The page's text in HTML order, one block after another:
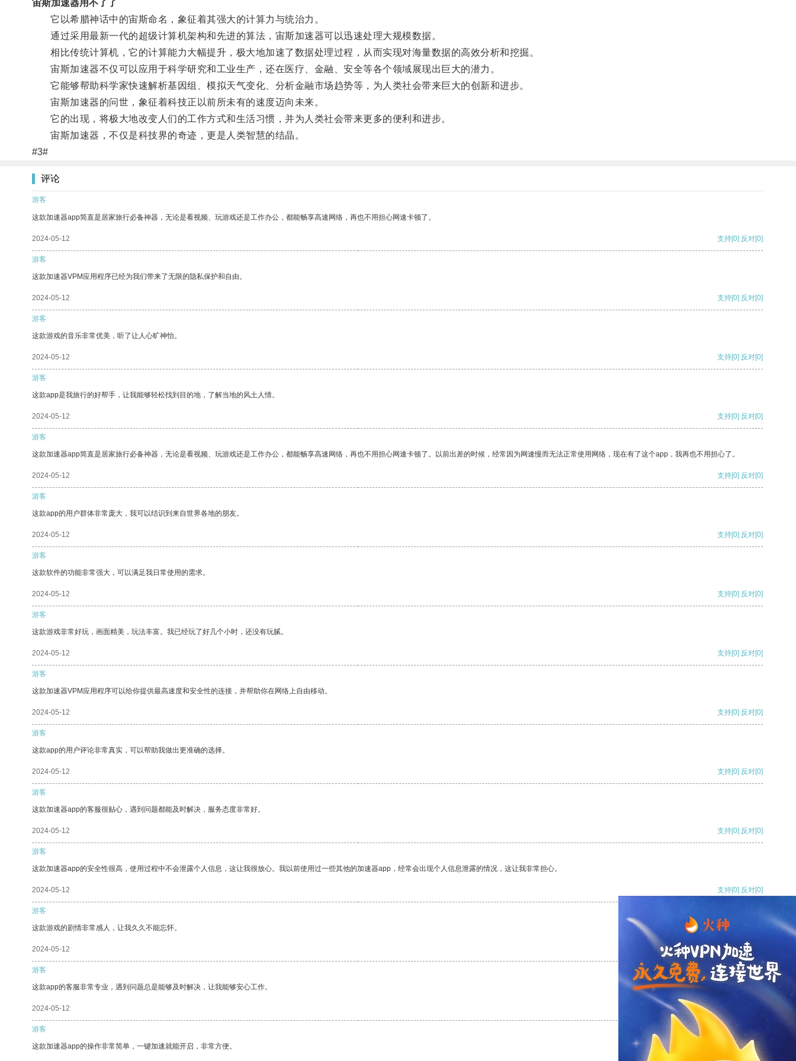
宙斯加速器用不了了
它以希腊神话中的宙斯命名，象征着其强大的计算力与统治力。
通过采用最新一代的超级计算机架构和先进的算法，宙斯加速器可以迅速处理大规模数据。
相比传统计算机，它的计算能力大幅提升，极大地加速了数据处理过程，从而实现对海量数据的高效分析和挖掘。
宙斯加速器不仅可以应用于科学研究和工业生产，还在医疗、金融、安全等各个领域展现出巨大的潜力。
它能够帮助科学家快速解析基因组、模拟天气变化、分析金融市场趋势等，为人类社会带来巨大的创新和进步。
宙斯加速器的问世，象征着科技正以前所未有的速度迈向未来。
它的出现，将极大地改变人们的工作方式和生活习惯，并为人类社会带来更多的便利和进步。
宙斯加速器，不仅是科技界的奇迹，更是人类智慧的结晶。
#3#
评论
游客
这款加速器app简直是居家旅行必备神器，无论是看视频、玩游戏还是工作办公，都能畅享高速网络，再也不用担心网速卡顿了。
2024-05-12 支持[0] 反对[0]
游客
这款加速器VPM应用程序已经为我们带来了无限的隐私保护和自由。
2024-05-12 支持[0] 反对[0]
游客
这款游戏的音乐非常优美，听了让人心旷神怡。
2024-05-12 支持[0] 反对[0]
游客
这款app是我旅行的好帮手，让我能够轻松找到目的地，了解当地的风土人情。
2024-05-12 支持[0] 反对[0]
游客
这款加速器app简直是居家旅行必备神器，无论是看视频、玩游戏还是工作办公，都能畅享高速网络，再也不用担心网速卡顿了。以前出差的时候，经常因为网速慢而无法正常使用网络，现在有了这个app，我再也不用担心了。
2024-05-12 支持[0] 反对[0]
游客
这款app的用户群体非常庞大，我可以结识到来自世界各地的朋友。
2024-05-12 支持[0] 反对[0]
游客
这款软件的功能非常强大，可以满足我日常使用的需求。
2024-05-12 支持[0] 反对[0]
游客
这款游戏非常好玩，画面精美，玩法丰富。我已经玩了好几个小时，还没有玩腻。
2024-05-12 支持[0] 反对[0]
游客
这款加速器VPM应用程序可以给你提供最高速度和安全性的连接，并帮助你在网络上自由移动。
2024-05-12 支持[0] 反对[0]
游客
这款app的用户评论非常真实，可以帮助我做出更准确的选择。
2024-05-12 支持[0] 反对[0]
游客
这款加速器app的客服很贴心，遇到问题都能及时解决，服务态度非常好。
2024-05-12 支持[0] 反对[0]
游客
这款加速器app的安全性很高，使用过程中不会泄露个人信息，这让我很放心。我以前使用过一些其他的加速器app，经常会出现个人信息泄露的情况，这让我非常担心。
2024-05-12 支持[0] 反对[0]
游客
这款游戏的剧情非常感人，让我久久不能忘怀。
2024-05-12 支持[0] 反对
游客
这款app的客服非常专业，遇到问题总是能够及时解决，让我能够安心工作。
2024-05-12 支持
游客
这款加速器app的操作非常简单，一键加速就能开启，非常方便。